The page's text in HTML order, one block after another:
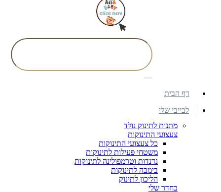
דף הבית
לבייבי שלי
מתנות לתינוק נולד
צעצועי התינוקות
כל צעצועי התינוקות
משטחי פעילות לתינוקות
נדנדות וטרמפולינה לתינוקות
בימבה לתינוקות
הליכון לתינוק
בחדר שלי